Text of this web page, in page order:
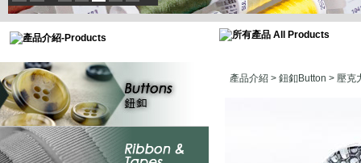
產品介紹 > 鈕釦Button > 壓克